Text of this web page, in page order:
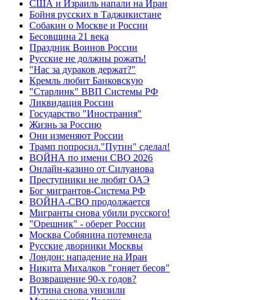
США и Израиль напали на Иран
Бойня русских в Таджикистане
Собакин о Москве и России
Бесовщина 21 века
Праздник Воинов России
Русские не должны рожать!
"Нас за дураков держат?"
Кремль любит Банковскую
"Старлинк" ВВП Системы РФ
Ликвидация России
Государство "Инострания"
Жизнь за Россию
Они изменяют России
Трамп попросил."Путин" сделал!
ВОЙНА по имени СВО 2026
Онлайн-казино от Силуанова
Преступники не любят ОАЭ
Бог мигрантов-Система РФ
ВОЙНА-СВО продолжается
Мигранты снова убили русского!
"Орешник" - оберег России
Москва Собянина потемнела
Русские дворники Москвы
Лондон: нападение на Иран
Никита Михалков "гоняет бесов"
Возвращение 90-х годов?
Путина снова унизили